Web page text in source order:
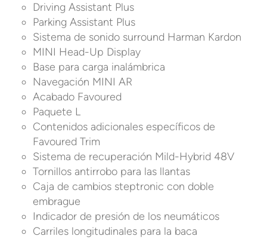
Driving Assistant Plus
Parking Assistant Plus
Sistema de sonido surround Harman Kardon
MINI Head-Up Display
Base para carga inalámbrica
Navegación MINI AR
Acabado Favoured
Paquete L
Contenidos adicionales específicos de
Favoured Trim
Sistema de recuperación Mild-Hybrid 48V
Tornillos antirrobo para las llantas
Caja de cambios steptronic con doble
embrague
Indicador de presión de los neumáticos
Carriles longitudinales para la baca